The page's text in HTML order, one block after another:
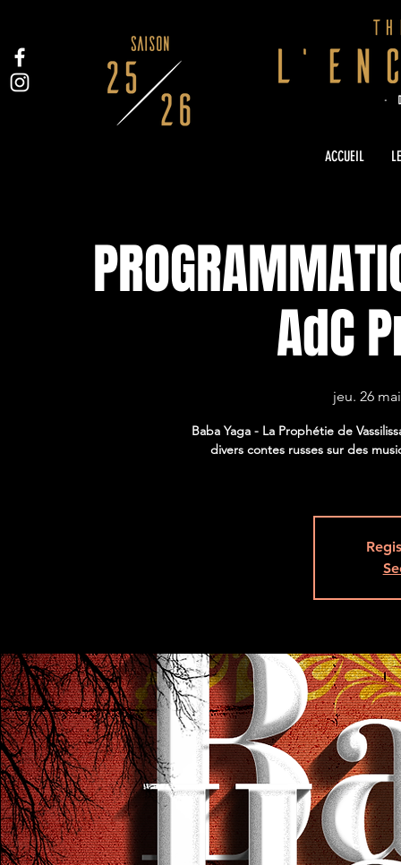
ACCUEIL
AdC
jeu. 26 mai
Baba Yaga - La Prophétie de
divers contes russes sur des